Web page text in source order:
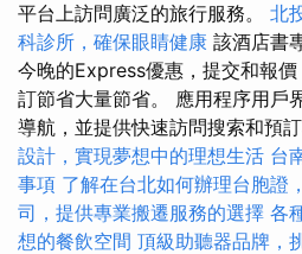
平台上訪問廣泛的旅行服務。 北
科診所，確保眼睛健康 該酒店書
今晚的Express優惠，提交和報
訂節省大量節省。 應用程序用戶
導航，並提供快速訪問搜索和預
設計，實現夢想中的理想生活 台
事項 了解在台北如何辦理台胞證
司，提供專業搬遷服務的選擇 各
想的餐飲空間 頂級助聽器品牌，